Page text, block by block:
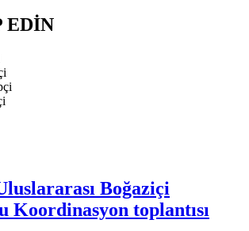
EDİN
Boğaziçi
Koordinasyon toplantısı